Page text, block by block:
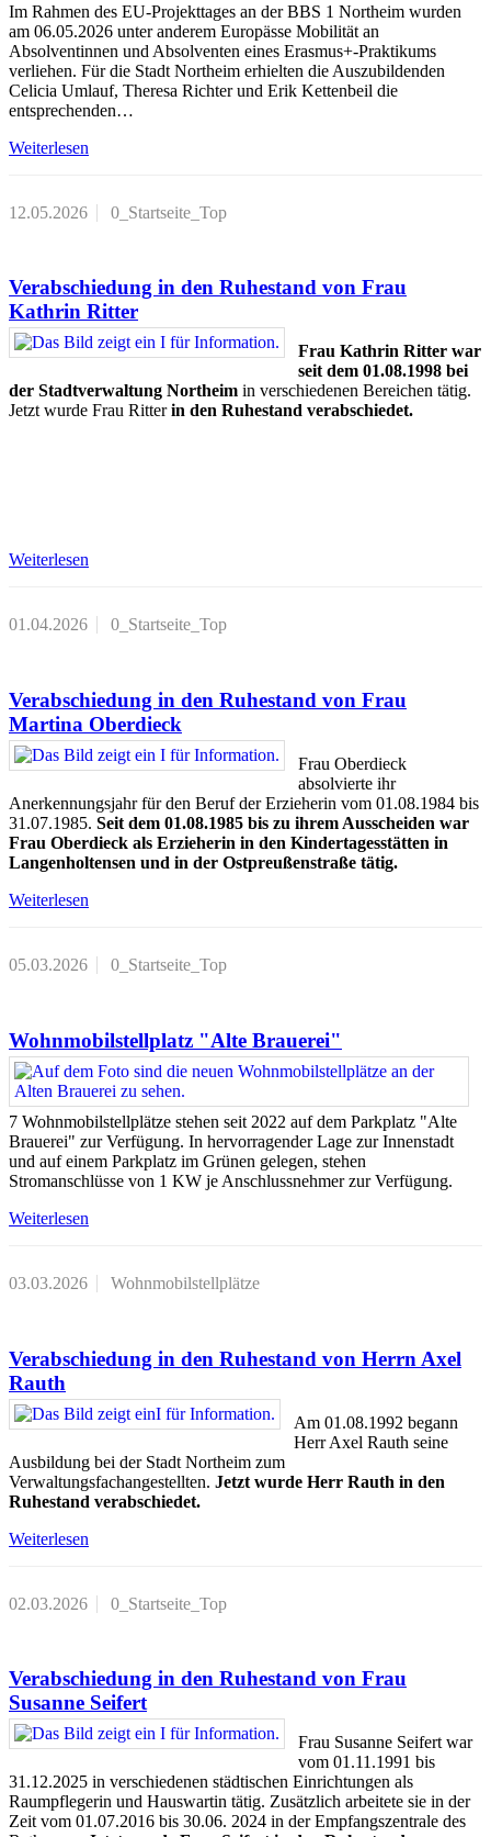
Im Rahmen des EU-Projekttages an der BBS 1 Northeim wurden
am 06.05.2026 unter anderem Europässe Mobilität an
Absolventinnen und Absolventen eines Erasmus+-Praktikums
verliehen. Für die Stadt Northeim erhielten die Auszubildenden
Celicia Umlauf, Theresa Richter und Erik Kettenbeil die
entsprechenden…
Weiterlesen
12.05.2026 0_Startseite_Top
Verabschiedung in den Ruhestand von Frau
Kathrin Ritter
Frau Kathrin Ritter war
seit dem 01.08.1998 bei
der Stadtverwaltung Northeim in verschiedenen Bereichen tätig.
Jetzt wurde Frau Ritterin den Ruhestand verabschiedet.
Weiterlesen
01.04.2026 0_Startseite_Top
Verabschiedung in den Ruhestand von Frau
Martina Oberdieck
Frau Oberdieck
absolvierte ihr
Anerkennungsjahr für den Beruf der Erzieherin vom 01.08.1984 bis
31.07.1985. Seit dem 01.08.1985 bis zu ihrem Ausscheiden war
Frau Oberdieck als Erzieherin in den Kindertagesstätten in
Langenholtensen und in der Ostpreußenstraße tätig.
Weiterlesen
05.03.2026 0_Startseite_Top
Wohnmobilstellplatz "Alte Brauerei"
7 Wohnmobilstellplätze stehen seit 2022 auf dem Parkplatz "Alte
Brauerei" zur Verfügung. In hervorragender Lage zur Innenstadt
und auf einem Parkplatz im Grünen gelegen, stehen
Stromanschlüsse von 1 KW je Anschlussnehmer zur Verfügung.
Weiterlesen
03.03.2026 Wohnmobilstellplätze
Verabschiedung in den Ruhestand von Herrn Axel
Rauth
Am 01.08.1992 begann
Herr Axel Rauth seine
Ausbildung bei der Stadt Northeim zum
Verwaltungsfachangestellten. Jetzt wurde Herr Rauth in den
Ruhestand verabschiedet.
Weiterlesen
02.03.2026 0_Startseite_Top
Verabschiedung in den Ruhestand von Frau
Susanne Seifert
Frau Susanne Seifert war
vom 01.11.1991 bis
31.12.2025 in verschiedenen städtischen Einrichtungen als
Raumpflegerin und Hauswartin tätig. Zusätzlich arbeitete sie in der
Zeit vom 01.07.2016 bis 30.06. 2024 in der Empfangszentrale des